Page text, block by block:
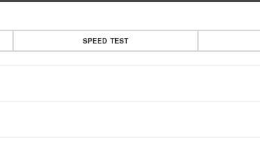
SPEED TEST